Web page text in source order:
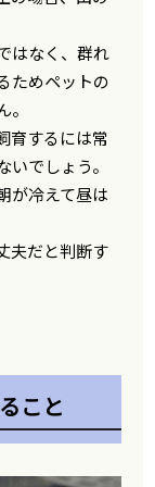
はなく、群れ
ためペットの
育するには常
でしょう。
が冷えて昼は
夫だと判断す
こと